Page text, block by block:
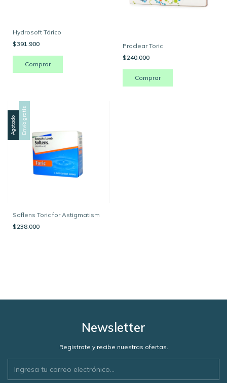
Hydrosoft Tórico
$391.900
Comprar
Proclear Toric
$240.000
Agotado Envío gratis
Soflens Toric for Astigmatism
$238.000
Newsletter
Registrate y recibe nuestras ofertas.